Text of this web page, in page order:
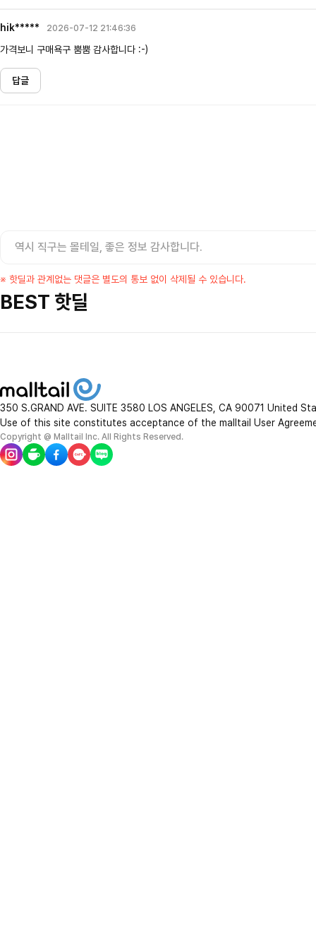
hik***** 2026-07-12 21:46:36
가격보니 구매욕구 뿜뿜 감사합니다 :-)
답글
※ 핫딜과 관계없는 댓글은 별도의 통보 없이 삭제될 수 있습니다.
BEST 핫딜
셀프포트레이트 썸머 세일! 지수,아이유
8124 58
350 S.GRAND AVE. SUITE 3580 LOS ANGELES, CA 90071 United
Use of this site constitutes acceptance of the malltail User
Copyright @ Malltail Inc. All Rights Reserved.